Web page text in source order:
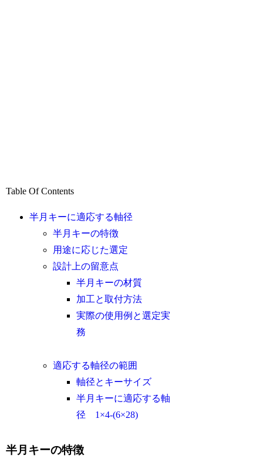
Table Of Contents
半月キーに適応する軸径
半月キーの特徴
用途に応じた選定
設計上の留意点
半月キーの材質
加工と取付方法
実際の使用例と選定実
務
適応する軸径の範囲
軸径とキーサイズ
半月キーに適応する軸
径 1×4-(6×28)
半月キーの特徴